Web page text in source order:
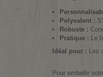
Polyvalent :
Robuste :
Pratique : Le
Idéal pour : Les
Pour embellir